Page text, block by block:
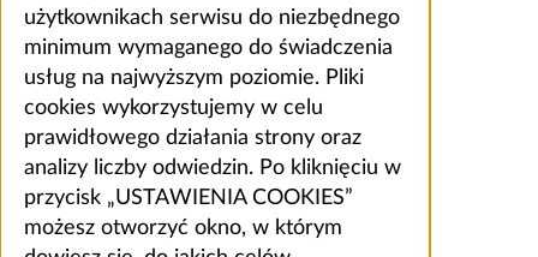
użytkownikach serwisu do niezbędnego
minimum wymaganego do świadczenia
usług na najwyższym poziomie. Pliki
cookies wykorzystujemy w celu
prawidłowego działania strony oraz
analizy liczby odwiedzin. Po kliknięciu w
przycisk „USTAWIENIA COOKIES”
możesz otworzyć okno, w którym